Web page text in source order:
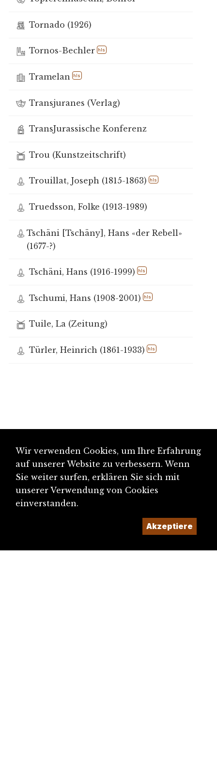
Tornado (1926)
Tornos-Bechler hls
Tramelan hls
Transjuranes (Verlag)
TransJurassische Konferenz
Trou (Kunstzeitschrift)
Trouillat, Joseph (1815-1863) hls
Truedsson, Folke (1913-1989)
Tschäni [Tschäny], Hans «der Rebell»
(1677-?)
Tschäni, Hans (1916-1999) hls
Tschumi, Hans (1908-2001) hls
Tuile, La (Zeitung)
Türler, Heinrich (1861-1933) hls
Wir verwenden Cookies, um Ihre Erfahrung
auf unserer Website zu verbessern. Wenn
Sie weiter surfen, erklären Sie sich mit
unserer Verwendung von Cookies
einverstanden.
Akzeptiere